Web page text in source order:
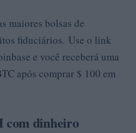
maiores bolsas de
fiduciários. Use o link
e você receberá uma
após comprar $ 100 em
com dinheiro